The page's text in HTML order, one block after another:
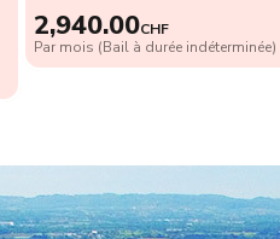
2,940.00CHF
Par mois (Bail à durée indéterminée)